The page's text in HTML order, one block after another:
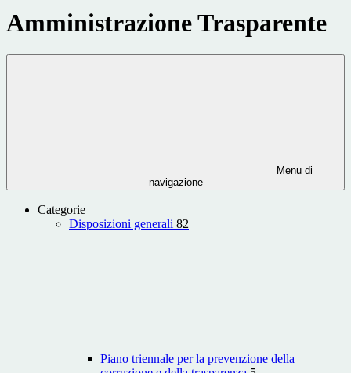
Amministrazione Trasparente
Menu di
navigazione
Categorie
Disposizioni generali 82
Piano triennale per la prevenzione della